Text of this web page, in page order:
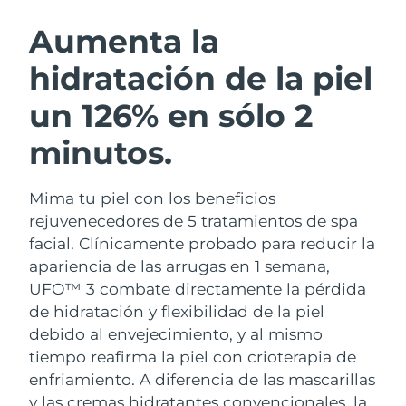
Aumenta la
hidratación de la piel
un 126% en sólo 2
minutos.
Mima tu piel con los beneficios
rejuvenecedores de 5 tratamientos de spa
facial. Clínicamente probado para reducir la
apariencia de las arrugas en 1 semana,
UFO™ 3 combate directamente la pérdida
de hidratación y flexibilidad de la piel
debido al envejecimiento, y al mismo
tiempo reafirma la piel con crioterapia de
enfriamiento. A diferencia de las mascarillas
y las cremas hidratantes convencionales, la
Limpieza facial
LUNA™ 4 pack
Anti-aging massage
LUNA™ 4 Plus
Massage, LED heating
LUNA™ 4 Men
For men, anti-aging massage
Lifting facial
BEAR™ 2 pack
Microcurrent toning
BEAR™ 2 go
Microcurrent toning on-the-go
BEAR™ 2 eyes & lips
Microcurrent line smoothing device
Hidratación
UFO™ 3 pack
Deep facial hydration
UFO™ 3 LED
Near-infrared and red light therapy
device
Cuidado bucal
issa™ 4
Hybrid silicone sonic toothbrush
issa™ 4 plus
Smart hybrid silicone sonic toothbrush
TRATAMIENTO ANTIEDAD FAQ™
Antiedad Tratamientos LED
NEW
Austria
Baréin Entrega prevista 8/10/26
Bélgica Entrega prevista
Bermudas
Bosnia y Herzegovina Entrega prevista
Brunéi Entrega prevista 8/14/26
Bulgaria Entrega prevista8/9/26
Canadá Entrega prevista
Chile Entrega prevista